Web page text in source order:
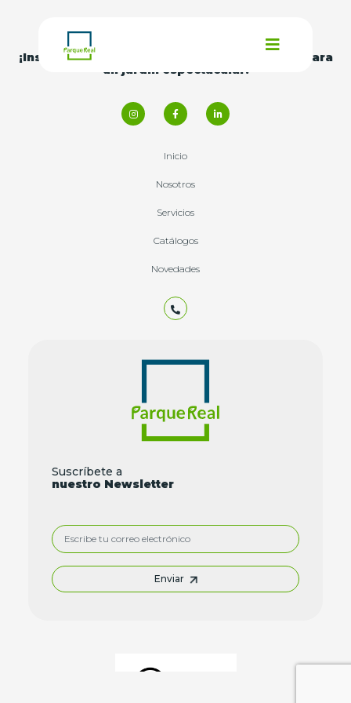
¡Inspírate con nuestras
para
un jardín espectacular!
Inicio
Nosotros
Servicios
Catálogos
Novedades
Suscríbete a
nuestro Newsletter
Enviar